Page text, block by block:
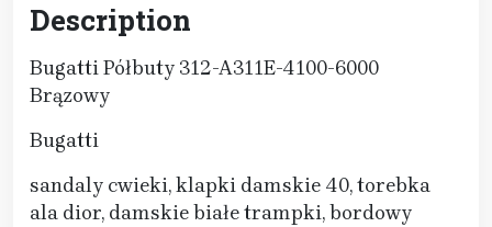
Description
Bugatti Półbuty 312-A311E-4100-6000
Brązowy
Bugatti
sandaly cwieki, klapki damskie 40, torebka
ala dior, damskie białe trampki, bordowy